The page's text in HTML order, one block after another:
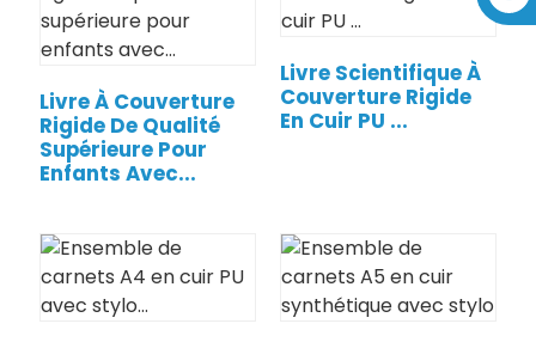
Livre À Couverture
Rigide De Qualité
Supérieure Pour
Enfants Avec...
Livre Scientifique À
Couverture Rigide
En Cuir PU ...